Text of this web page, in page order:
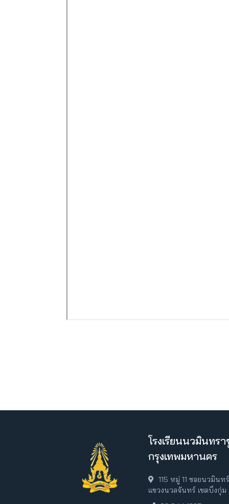
โรงเรียนนวมินทร
กรุงเทพมหานคร
115 หมู่ 11 ซอยนวมิน
แขวงนวลจันทร์ เขตบึงกุ่